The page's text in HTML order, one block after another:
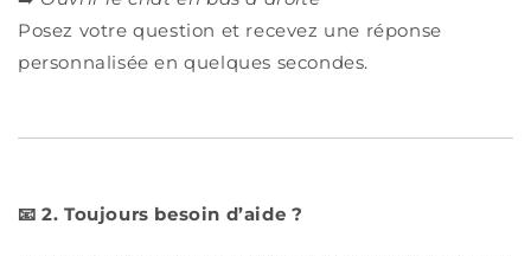
Posez votre question et recevez une réponse
personnalisée en quelques secondes.
📧 2. Toujours besoin d’aide ?